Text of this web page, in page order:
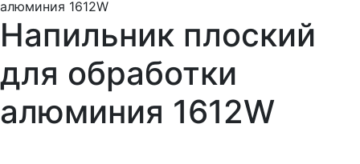
алюминия 1612W
Напильник плоский
для обработки
алюминия 1612W